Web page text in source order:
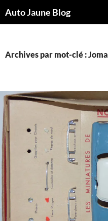
Auto Jaune Blog
Archives par mot-clé : Joma